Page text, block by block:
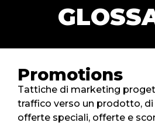
Promotions
Tattiche di marketing
traffico verso un prodotto,
offerte speciali, offerte e
SERVIZI
CLIENTI
BLOG
CONTATTI